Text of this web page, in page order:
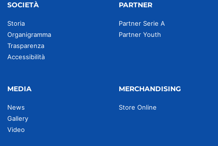
SOCIETÀ
Storia
Organigramma
Trasparenza
Accessibilità
PARTNER
Partner Serie A
Partner Youth
MEDIA
News
Gallery
Video
MERCHANDISING
Store Online